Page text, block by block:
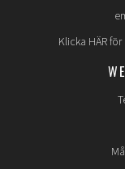
Klicka HÄR